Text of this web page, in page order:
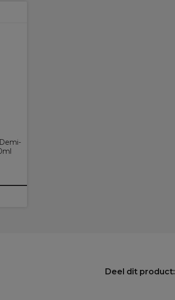
Deel dit product: